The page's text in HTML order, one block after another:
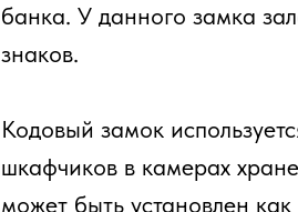
банка. У данного замка
знаков.
Кодовый замок
шкафчиков в камерах
может быть установлен